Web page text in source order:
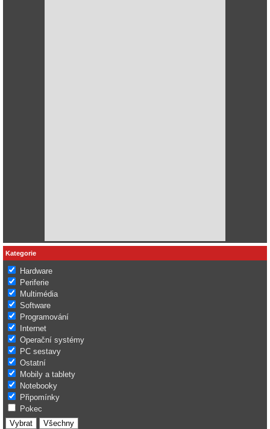
Kategorie
Hardware
Periferie
Multimédia
Software
Programování
Internet
Operační systémy
PC sestavy
Ostatní
Mobily a tablety
Notebooky
Připomínky
Pokec